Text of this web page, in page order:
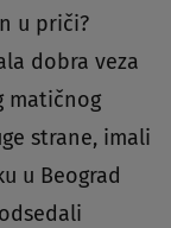
u priči?
dobra veza
matičnog
strane, imali
u Beograd